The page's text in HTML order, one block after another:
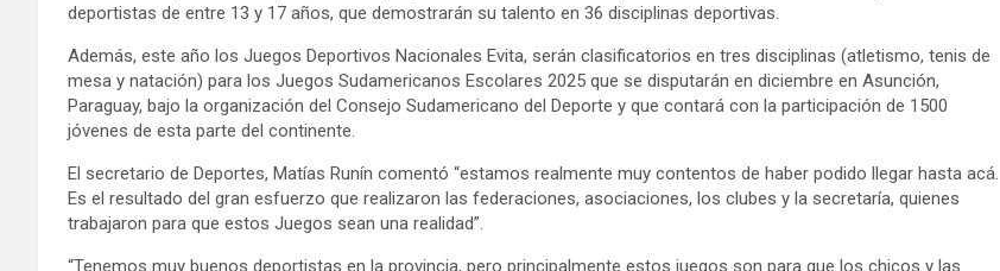
deportistas de entre 13 y 17 años, que demostrarán su talento en 36 disciplinas deportivas.
Además, este año los Juegos Deportivos Nacionales Evita, serán clasificatorios en tres disciplinas (atletismo, tenis de
mesa y natación) para los Juegos Sudamericanos Escolares 2025 que se disputarán en diciembre en Asunción,
Paraguay, bajo la organización del Consejo Sudamericano del Deporte y que contará con la participación de 1500
jóvenes de esta parte del continente.
El secretario de Deportes, Matías Runín comentó “estamos realmente muy contentos de haber podido llegar hasta acá.
Es el resultado del gran esfuerzo que realizaron las federaciones, asociaciones, los clubes y la secretaría, quienes
trabajaron para que estos Juegos sean una realidad”.
“Tenemos muy buenos deportistas en la provincia, pero principalmente estos juegos son para que los chicos y las